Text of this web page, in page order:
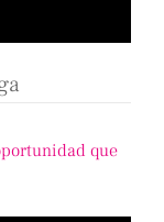
que